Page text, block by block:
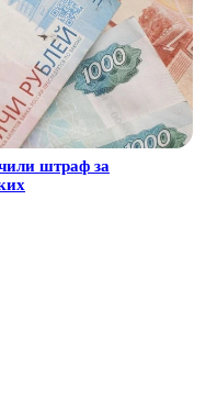
штраф за